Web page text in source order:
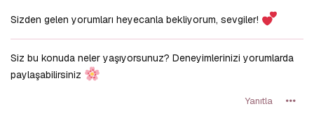
Sizden gelen yorumları heyecanla bekliyorum, sevgiler!
Siz bu konuda neler yaşıyorsunuz? Deneyimlerinizi yorumlarda
paylaşabilirsiniz
Yanıtla